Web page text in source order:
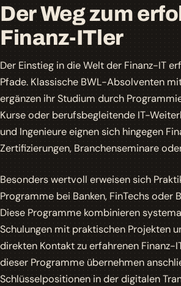
Der Weg zum
Finanz-ITler
Der Einstieg in die Welt der Finanz-IT
Pfade. Klassische BWL-Absolventen
ergänzen ihr Studium durch
Kurse oder berufsbegleitende IT-
und Ingenieure eignen sich hingegen
Zertifizierungen, Branchenseminare
Besonders wertvoll erweisen sich
Programme bei Banken, FinTechs oder
Diese Programme kombinieren
Schulungen mit praktischen Projekten
direkten Kontakt zu erfahrenen Finanz-
dieser Programme übernehmen
Schlüsselpositionen in der digitalen